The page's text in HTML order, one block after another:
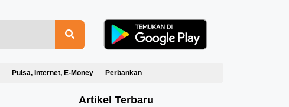
Pulsa, Internet, E-Money Perbankan
Artikel Terbaru